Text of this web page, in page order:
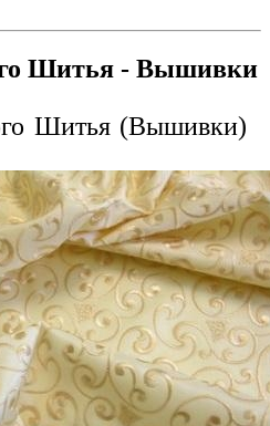
Шитья - Вышивки
Шитья (Вышивки)